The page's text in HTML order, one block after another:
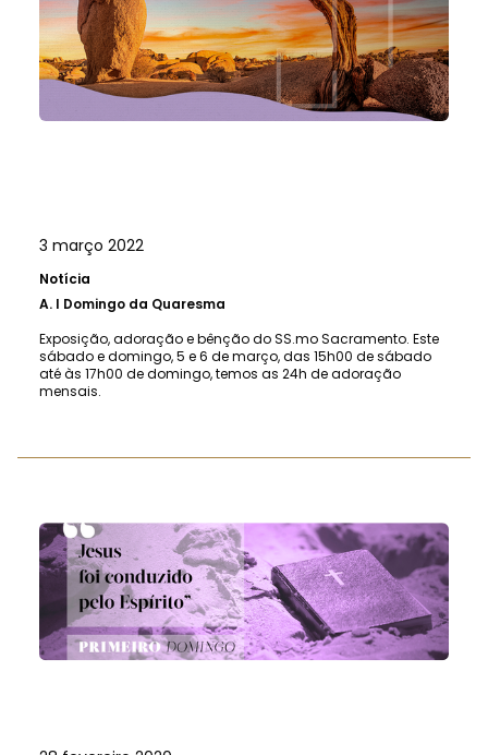
3 março 2022
Notícia
A. I Domingo da Quaresma
Exposição, adoração e bênção do SS.mo Sacramento. Este
sábado e domingo, 5 e 6 de março, das 15h00 de sábado
até às 17h00 de domingo, temos as 24h de adoração
mensais.